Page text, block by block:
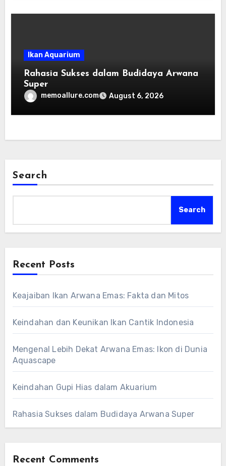
Ikan Aquarium
Rahasia Sukses dalam Budidaya Arwana
Super
memoallure.com August 6, 2026
Search
Search
Recent Posts
Keajaiban Ikan Arwana Emas: Fakta dan Mitos
Keindahan dan Keunikan Ikan Cantik Indonesia
Mengenal Lebih Dekat Arwana Emas: Ikon di Dunia
Aquascape
Keindahan Gupi Hias dalam Akuarium
Rahasia Sukses dalam Budidaya Arwana Super
Recent Comments